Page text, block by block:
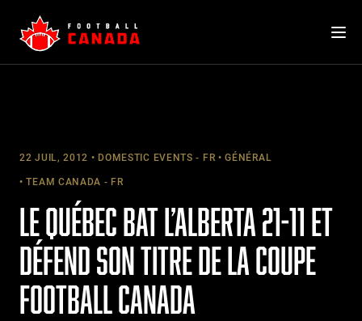
content
22 JUIL, 2012 DOMESTIC EVENTS - FR GÉNÉRAL
TEAM CANADA - FR
LE QUÉBEC BAT L’ALBERTA 21-11 ET
DÉFEND SON TITRE DE LA COUPE
FOOTBALL CANADA